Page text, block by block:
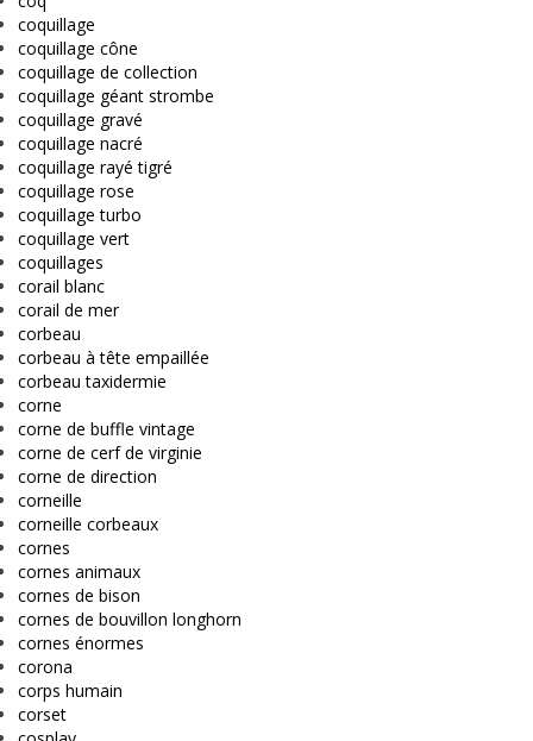
coquillage
coquillage cône
coquillage de collection
coquillage géant strombe
coquillage gravé
coquillage nacré
coquillage rayé tigré
coquillage rose
coquillage turbo
coquillage vert
coquillages
corail blanc
corail de mer
corbeau
corbeau à tête empaillée
corbeau taxidermie
corne
corne de buffle vintage
corne de cerf de virginie
corne de direction
corneille
corneille corbeaux
cornes
cornes animaux
cornes de bison
cornes de bouvillon longhorn
cornes énormes
corona
corps humain
corset